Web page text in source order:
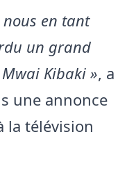
nous en tant
un grand
Kibaki », a
une annonce
la télévision